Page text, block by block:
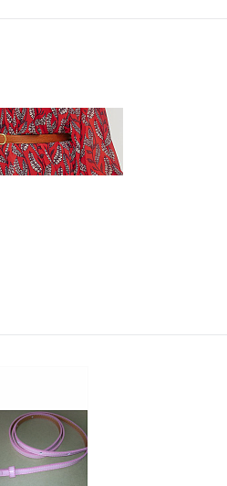
В наличии
Недоступно